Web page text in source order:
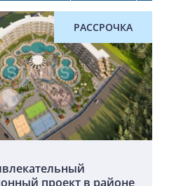
РАССРОЧКА
проект в районе